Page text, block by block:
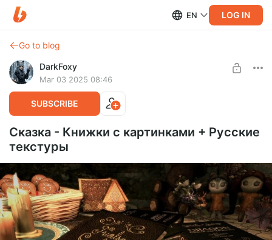
EN LOG IN
Go to blog
DarkFoxy
Mar 03 2025 08:46
SUBSCRIBE
Сказка - Книжки с картинками + Русские
текстуры